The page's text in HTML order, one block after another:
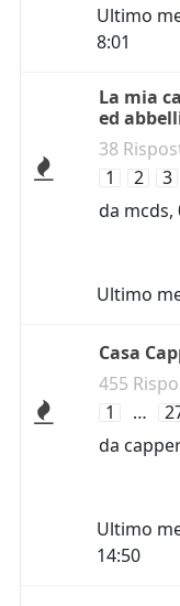
Ultimo
8:01
La mia
ed
38
1
2
3
da mcds,
Ultimo
Casa
455
1
…
da
Ultimo
14:50